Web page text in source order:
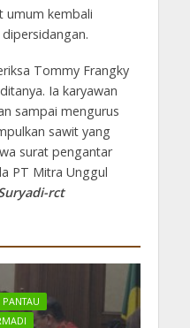
umum kembali
Tommy Frangky
Ia karyawan
sampai mengurus
sawit yang
surat pengantar
PT Mitra Unggul
rct
PANTAU